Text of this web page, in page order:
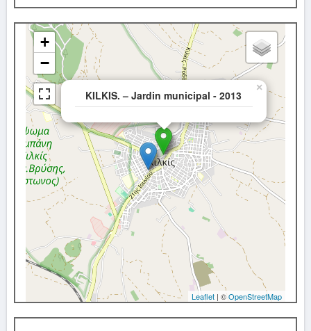
KILKIS. – Jardin municipal - 2013
×
+
−
Leaflet | ©OpenStreetMap